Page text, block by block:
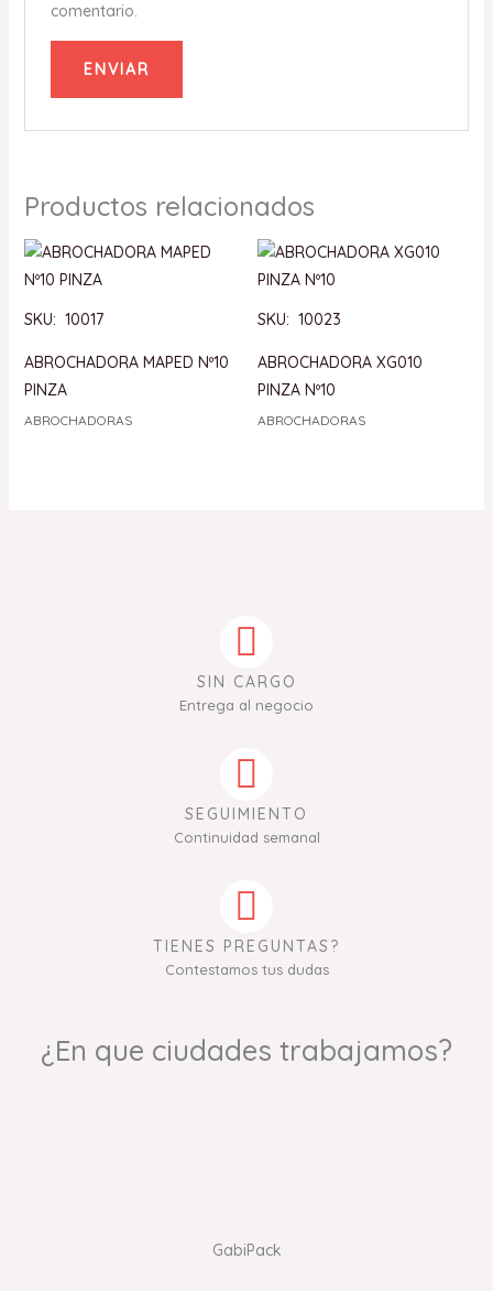
comentario.
Productos relacionados
SKU: 10017
ABROCHADORA MAPED Nº10
PINZA
ABROCHADORAS
SKU: 10023
ABROCHADORA XG010
PINZA Nº10
ABROCHADORAS
SIN CARGO
Entrega al negocio
SEGUIMIENTO
Continuidad semanal
TIENES PREGUNTAS?
Contestamos tus dudas
¿En que ciudades trabajamos?
GabiPack